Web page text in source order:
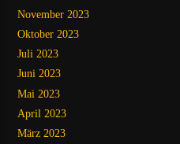
November 2023
Oktober 2023
Juli 2023
Juni 2023
Mai 2023
April 2023
März 2023